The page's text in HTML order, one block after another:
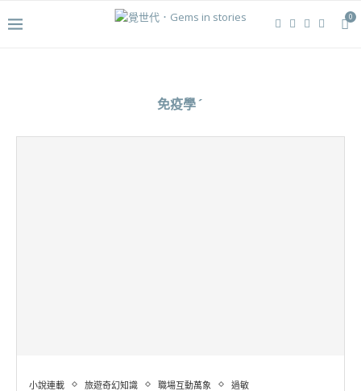
0
免疫學ˊ
小說連載 旅遊奇幻知識 職場互動萬象 過敏